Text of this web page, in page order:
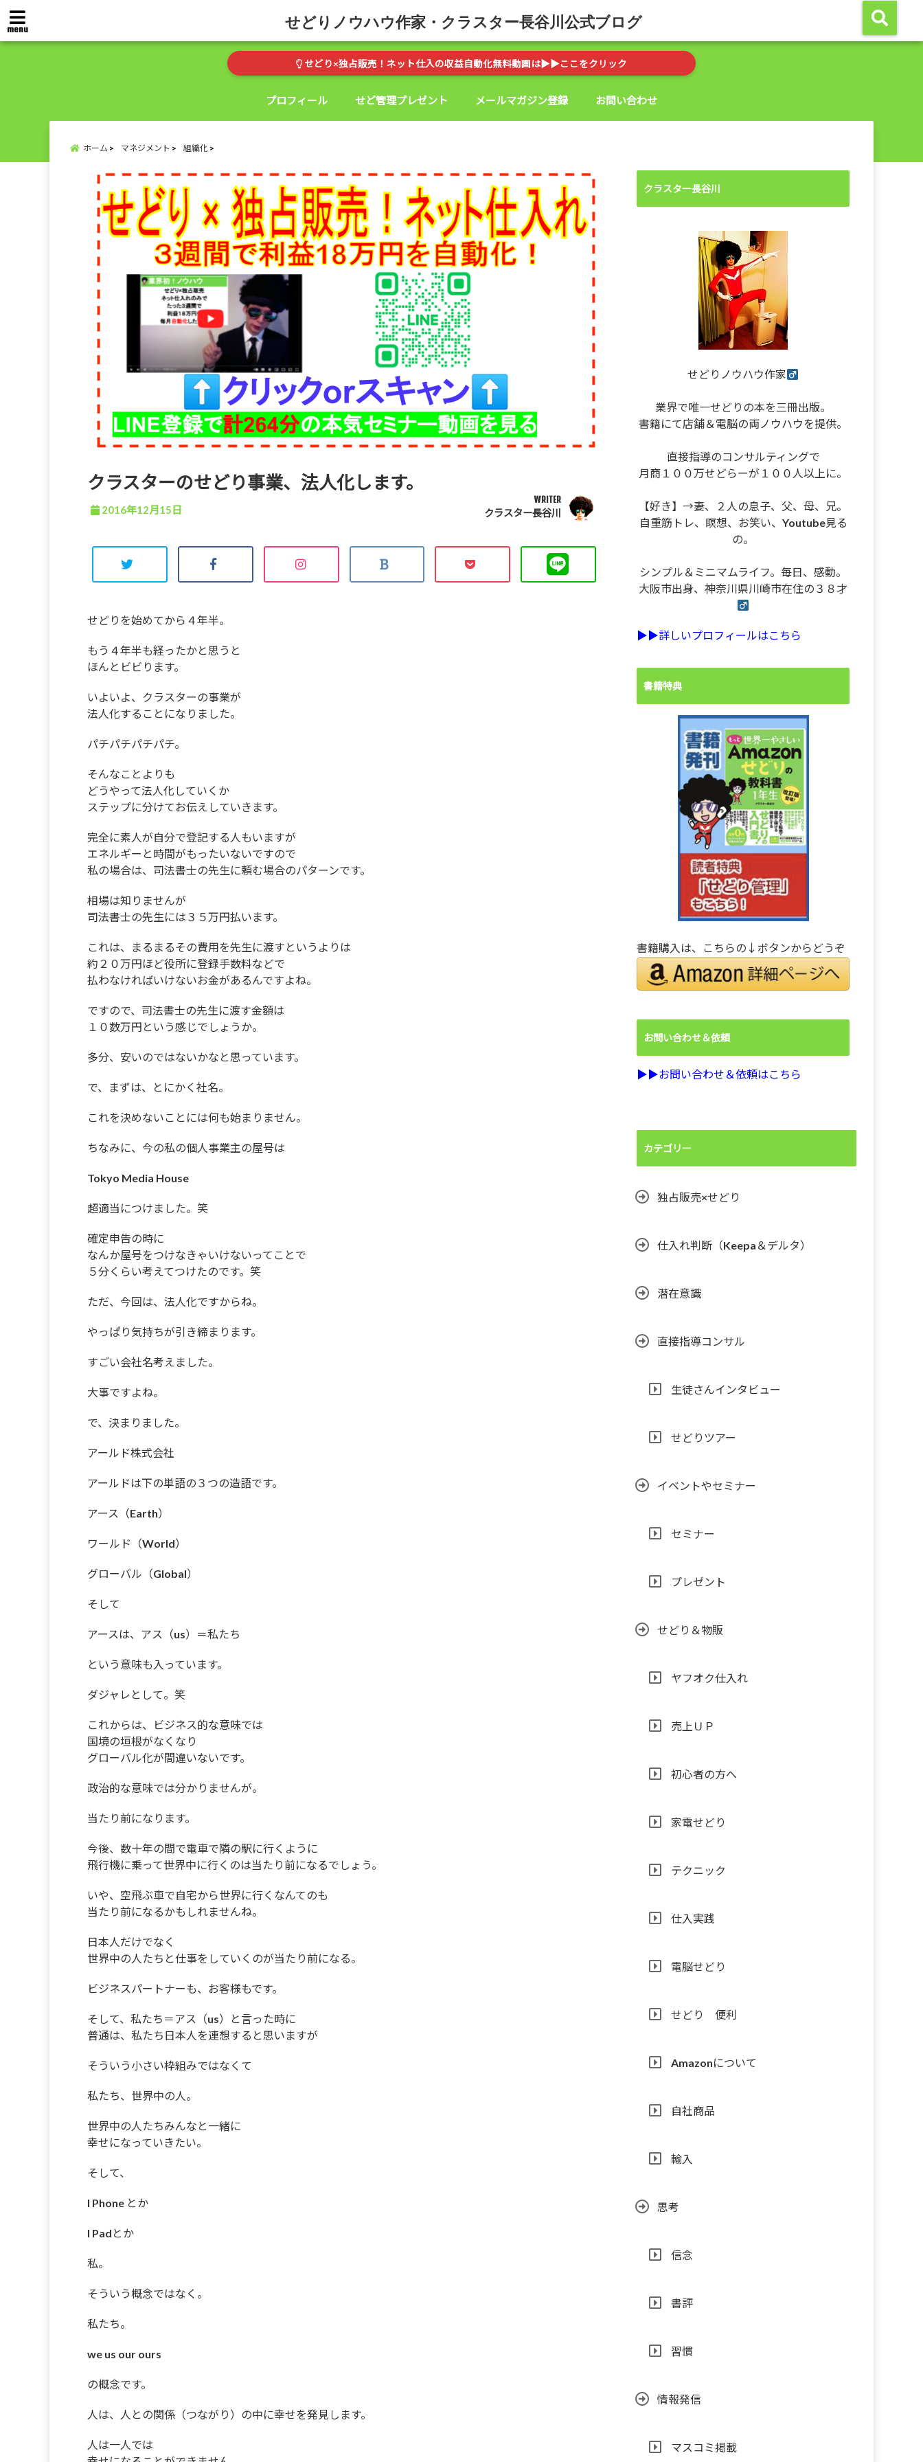
menu せどりノウハウ作家・クラスター長谷川公式ブログ
せどり×独占販売！ネット仕入の収益自動化無料動画は▶︎▶︎ここをクリック
プロフィール せど管理プレゼント メールマガジン登録 お問い合わせ
ホーム マネジメント 組織化
クラスターのせどり事業、法人化します。
2016年12月15日
WRITER
クラスター長谷川
せどりを始めてから４年半。
もう４年半も経ったかと思うと
ほんとビビります。
いよいよ、クラスターの事業が
法人化することになりました。
パチパチパチパチ。
そんなことよりも
どうやって法人化していくか
ステップに分けてお伝えしていきます。
完全に素人が自分で登記する人もいますが
エネルギーと時間がもったいないですので
私の場合は、司法書士の先生に頼む場合のパターンです。
相場は知りませんが
司法書士の先生には３５万円払います。
これは、まるまるその費用を先生に渡すというよりは
約２０万円ほど役所に登録手数料などで
払わなければいけないお金があるんですよね。
ですので、司法書士の先生に渡す金額は
１０数万円という感じでしょうか。
多分、安いのではないかなと思っています。
で、まずは、とにかく社名。
これを決めないことには何も始まりません。
ちなみに、今の私の個人事業主の屋号は
Tokyo Media House
超適当につけました。笑
確定申告の時に
なんか屋号をつけなきゃいけないってことで
５分くらい考えてつけたのです。笑
ただ、今回は、法人化ですからね。
やっぱり気持ちが引き締まります。
すごい会社名考えました。
大事ですよね。
で、決まりました。
アールド株式会社
アールドは下の単語の３つの造語です。
アース（Earth）
ワールド（World）
グローバル（Global）
そして
アースは、アス（us）＝私たち
という意味も入っています。
ダジャレとして。笑
これからは、ビジネス的な意味では
国境の垣根がなくなり
グローバル化が間違いないです。
政治的な意味では分かりませんが。
当たり前になります。
今後、数十年の間で電車で隣の駅に行くように
飛行機に乗って世界中に行くのは当たり前になるでしょう。
いや、空飛ぶ車で自宅から世界に行くなんてのも
当たり前になるかもしれませんね。
日本人だけでなく
世界中の人たちと仕事をしていくのが当たり前になる。
ビジネスパートナーも、お客様もです。
そして、私たち＝アス（us）と言った時に
普通は、私たち日本人を連想すると思いますが
そういう小さい枠組みではなくて
私たち、世界中の人。
世界中の人たちみんなと一緒に
幸せになっていきたい。
そして、
I Phone とか
I Padとか
私。
そういう概念ではなく。
私たち。
we us our ours
の概念です。
人は、人との関係（つながり）の中に幸せを発見します。
人は一人では
クラスター長谷川
せどりノウハウ作家
業界で唯一せどりの本を三冊出版。
書籍にて店舗＆電脳の両ノウハウを提供。
直接指導のコンサルティングで
月商１００万せどらーが１００人以上に。
【好き】→妻、２人の息子、父、母、兄。
自重筋トレ、瞑想、お笑い、Youtube見る
の。
シンプル＆ミニマムライフ。毎日、感動。
大阪市出身、神奈川県川崎市在住の３８才
▶︎▶︎詳しいプロフィールはこちら
書籍特典
書籍購入は、こちらの↓ボタンからどうぞ
お問い合わせ＆依頼
▶︎▶︎お問い合わせ＆依頼はこちら
カテゴリー
独占販売×せどり
仕入れ判断（Keepa＆デルタ）
潜在意識
直接指導コンサル
生徒さんインタビュー
せどりツアー
イベントやセミナー
セミナー
プレゼント
せどり＆物販
ヤフオク仕入れ
売上ＵＰ
初心者の方へ
家電せどり
テクニック
仕入実践
電脳せどり
せどり 便利
Amazonについて
自社商品
輸入
思考
信念
書評
習慣
情報発信
マスコミ掲載